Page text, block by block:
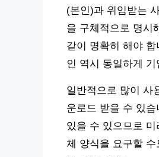
(본인)과 위임받는
을 구체적으로 명시
같이 명확히 해야
인 역시 동일하게
일반적으로 많이 사
운로드 받을 수 있
있을 수 있으므로
체 양식을 요구할